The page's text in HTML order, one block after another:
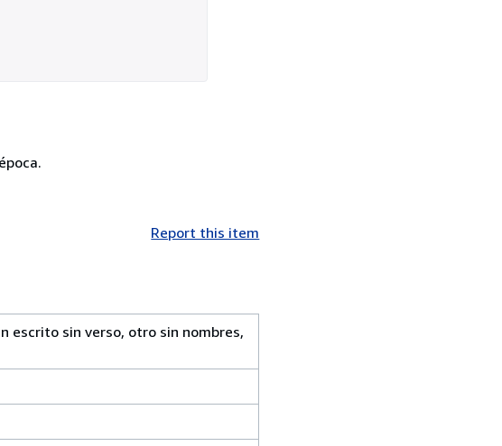
Report this item
escrito sin verso, otro sin nombres,